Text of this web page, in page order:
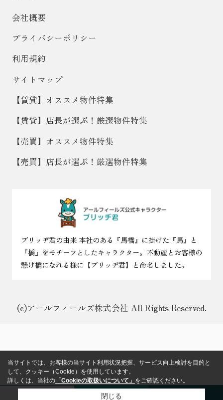
会社概要
プライバシーポリシー
利用規約
サイトマップ
【賃貸】オススメ物件特集
【賃貸】店長が選ぶ！厳選物件特集
【売買】オススメ物件特集
【売買】店長が選ぶ！厳選物件特集
ブリッヂ君の由来 本社のある『馬橋』に掛けた『馬』と
『橋』をモチーフとしたキャラクター。不動産とお客様の
懸け橋になれる様に【ブリッヂ君】と命名しました。
(c)アールフィールズ株式会社 All Rights Reserved.
当サイトでは、お客様の当サイト利用状況把握、サービス向上検討を目的と
して、クッキー（Cookie）を使用しています。
詳しくは、当社の 「Cookieの取扱いについて」 をご確認ください。
閉じる